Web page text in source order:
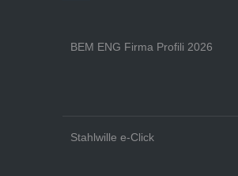
BEM ENG Firma Profili 2026
Stahlwille e-Click